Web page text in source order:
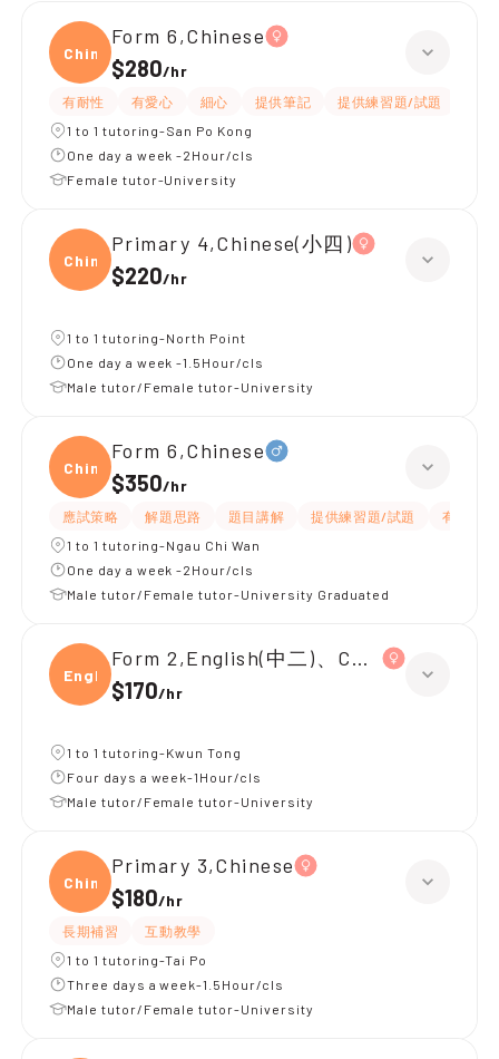
Chine
Form 6,Chinese
$280/hr
有耐性 有愛心 細心 提供筆記 提供練習題/試題
1 to 1 tutoring-San Po Kong
One day a week -2Hour/cls
Female tutor-University
Chine
Primary 4,Chinese(小四)
$220/hr
1 to 1 tutoring-North Point
One day a week -1.5Hour/cls
Male tutor/Female tutor-University
Chine
Form 6,Chinese
$350/hr
應試策略 解題思路 題目講解 提供練習題/試題
有耐性
1 to 1 tutoring-Ngau Chi Wan
One day a week -2Hour/cls
Male tutor/Female tutor-University Graduated
Engli
Form 2,English(中二)、Chinese(中二)
$170/hr
1 to 1 tutoring-Kwun Tong
Four days a week-1Hour/cls
Male tutor/Female tutor-University
Chine
Primary 3,Chinese
$180/hr
長期補習
互動教學
1 to 1 tutoring-Tai Po
Three days a week-1.5Hour/cls
Male tutor/Female tutor-University